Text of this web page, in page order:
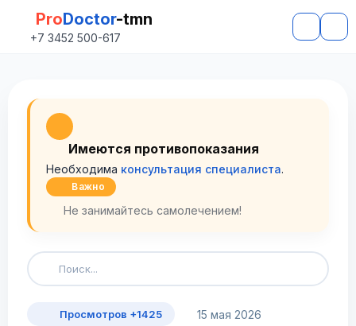
ProDoctor-tmn
+7 3452 500-617
Имеются противопоказания
Необходима консультация специалиста.
Важно
Не занимайтесь самолечением!
Просмотров +1425
15 мая 2026